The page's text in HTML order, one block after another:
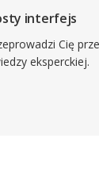
interfejs
Cię
eksperckiej.